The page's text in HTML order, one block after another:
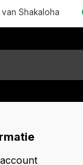
Shakaloha